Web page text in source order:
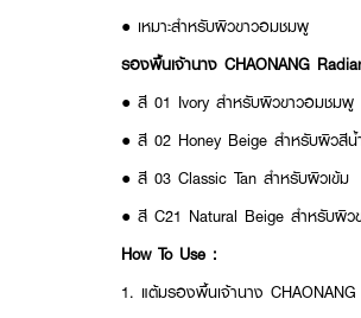
● เหมาะสำหรับผิวขาวอมชมพู
รองพื้นเจ้านาง CHAONANG
● สี 01 Ivory สำหรับผิวขาวอมชมพู
● สี 02 Honey Beige สำหรับผิวสี
● สี 03 Classic Tan สำหรับผิวเข้ม
● สี C21 Natural Beige สำหรับผิว
How To Use :
1. แต้มรองพื้นเจ้านาง